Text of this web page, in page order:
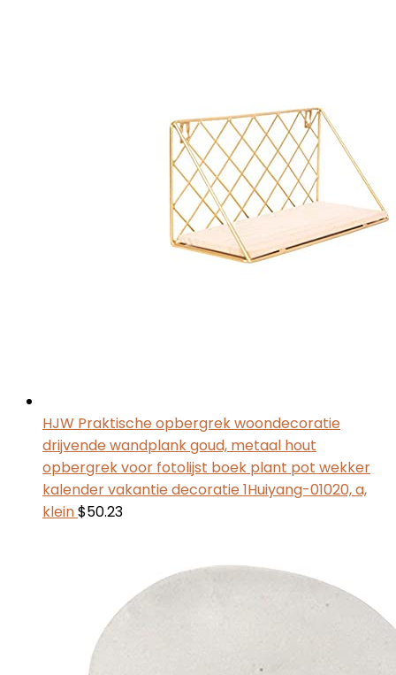
HJW Praktische opbergrek woondecoratie
drijvende wandplank goud, metaal hout
opbergrek voor fotolijst boek plant pot wekker
kalender vakantie decoratie 1Huiyang-01020, a,
klein$50.23